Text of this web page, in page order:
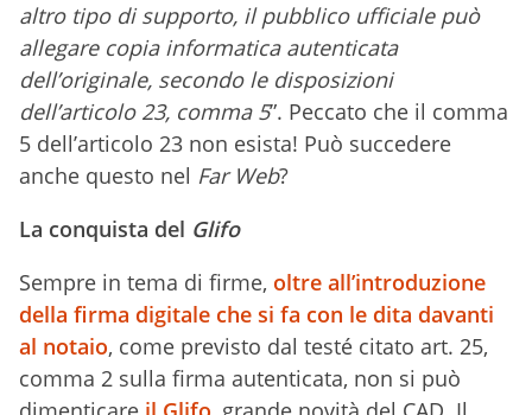
altro tipo di supporto, il pubblico ufficiale può
allegare copia informatica autenticata
dell’originale, secondo le disposizioni
dell’articolo 23, comma 5”. Peccato che il comma
5 dell’articolo 23 non esista! Può succedere
anche questo nel Far Web?
La conquista del Glifo
Sempre in tema di firme, oltre all’introduzione
della firma digitale che si fa con le dita davanti
al notaio, come previsto dal testé citato art. 25,
comma 2 sulla firma autenticata, non si può